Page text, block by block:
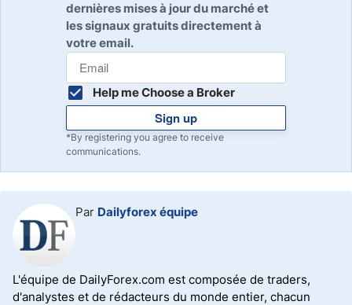
dernières mises à jour du marché et
les signaux gratuits directement à
votre email.
Help me Choose a Broker
Sign up
*By registering you agree to receive
communications.
Par Dailyforex équipe
L'équipe de DailyForex.com est composée de traders,
d'analystes et de rédacteurs du monde entier, chacun